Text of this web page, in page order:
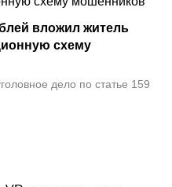
вложил житель
схему
дело по статье 159